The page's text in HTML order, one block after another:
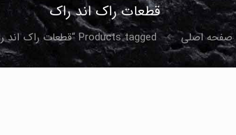
قطعات راک اند راک
صفحه اصلی Products tagged “قطعات راک اند راک”